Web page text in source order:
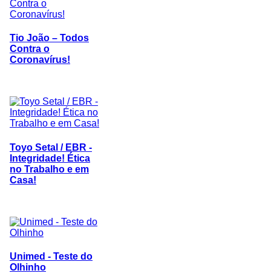
Tio João – Todos
Contra o
Coronavírus!
Toyo Setal / EBR -
Integridade! Ética
no Trabalho e em
Casa!
Unimed - Teste do
Olhinho